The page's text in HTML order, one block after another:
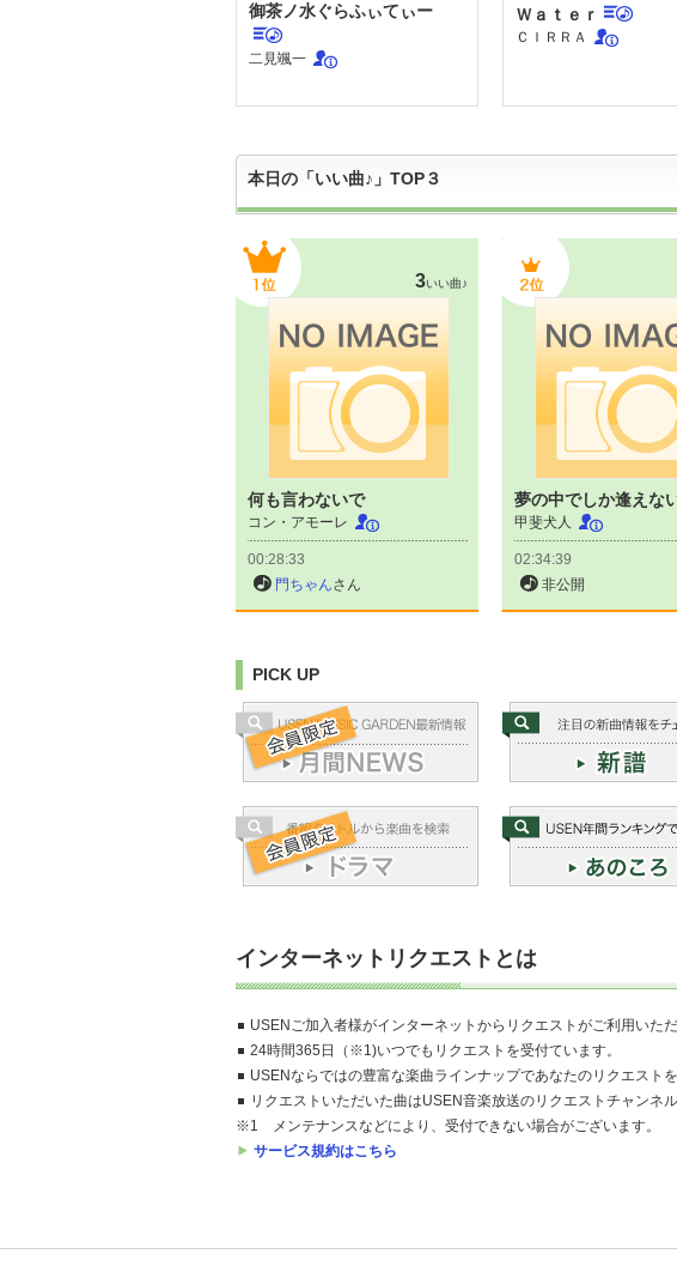
御茶ノ水ぐらふぃてぃー
二見颯一
Ｗａｔｅｒ
ＣＩＲＲＡ
本日の「いい曲♪」TOP３
3いい曲♪
何も言わないで
コン・アモーレ
00:28:33
門ちゃんさん
夢の中でしか逢えな
甲斐犬人
02:34:39
非公開
PICK UP
インターネットリクエストとは
USENご加入者様がインターネットからリクエストがご利用いた
24時間365日（※1)いつでもリクエストを受付ています。
USENならではの豊富な楽曲ラインナップであなたのリクエスト
リクエストいただいた曲はUSEN音楽放送のリクエストチャンネル
※1 メンテナンスなどにより、受付できない場合がございます。
サービス規約はこちら